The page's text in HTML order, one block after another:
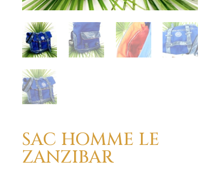
SAC HOMME LE
ZANZIBAR